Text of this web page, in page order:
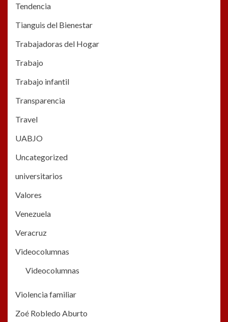
Tendencia
Tianguis del Bienestar
Trabajadoras del Hogar
Trabajo
Trabajo infantil
Transparencia
Travel
UABJO
Uncategorized
universitarios
Valores
Venezuela
Veracruz
Videocolumnas
Videocolumnas
Violencia familiar
Zoé Robledo Aburto